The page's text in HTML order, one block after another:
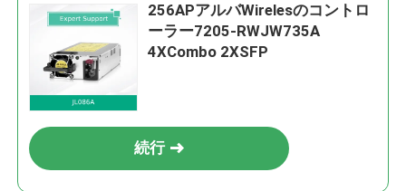
256APアルバWirelesのコントロ
ーラー7205-RWJW735A
4XCombo 2XSFP
続行